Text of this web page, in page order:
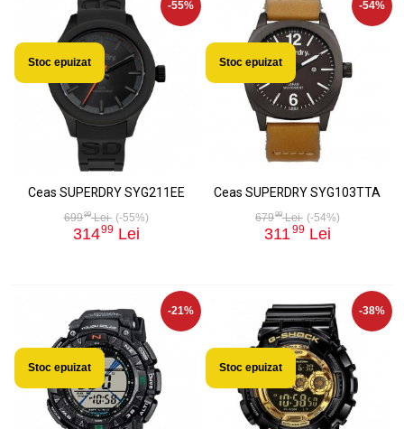
-55%
Stoc epuizat
Ceas SUPERDRY SYG211EE
69999Lei (-55%)
31499 Lei
-54%
Stoc epuizat
Ceas SUPERDRY SYG103TTA
67999Lei (-54%)
31199Lei
-21%
Stoc epuizat
-38%
Stoc epuizat